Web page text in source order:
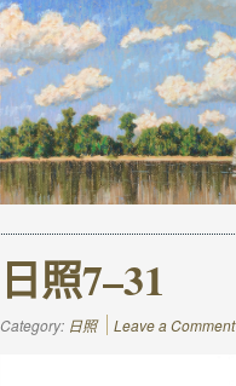
日照7–31
Category: 日照 Leave a Comment